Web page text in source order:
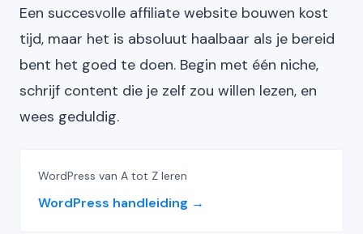
Een succesvolle affiliate website bouwen kost
tijd, maar het is absoluut haalbaar als je bereid
bent het goed te doen. Begin met één niche,
schrijf content die je zelf zou willen lezen, en
wees geduldig.
WordPress van A tot Z leren
WordPress handleiding